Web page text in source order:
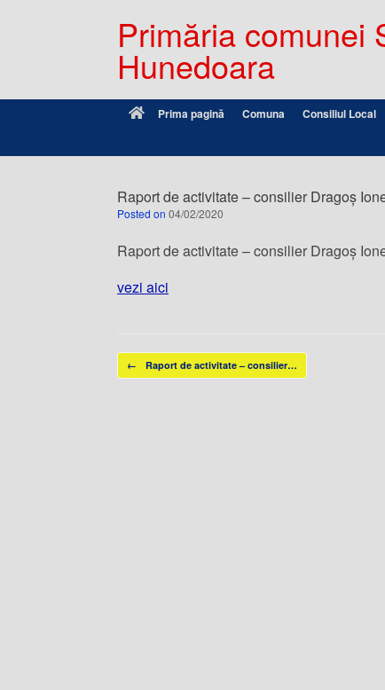
Primăria comunei
Hunedoara
Prima pagină Comuna Consiliul Local
Raport de activitate – consilier Dragoș
Posted on 04/02/2020
Raport de activitate – consilier Dragoș
vezi aici
Post navigation
← Raport de activitate – consilier…